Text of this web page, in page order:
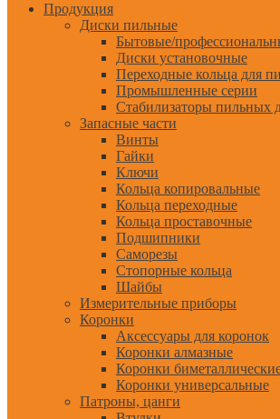
Продукция
Диски пильные
Бытовые/
Диски установочные
Переходные кольца для
Промышленные серии
Стабилизаторы пильных
Запасные части
Винты
Гайки
Ключи
Кольца копировальные
Кольца переходные
Кольца проставочные
Подшипники
Саморезы
Стопорные кольца
Шайбы
Измерительные приборы
Коронки
Аксессуары для коронок
Коронки алмазные
Коронки
Коронки универсальные
Патроны, цанги